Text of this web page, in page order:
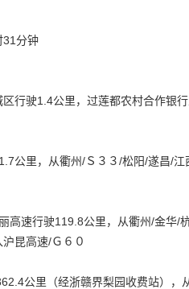
31分钟
行驶1.4公里，过莲都农村合作银
公里，从衢州/Ｓ３３/松阳/遂昌/
高速行驶119.8公里，从衢州/金华/
沪昆高速/Ｇ６０
公里（经浙赣界梨园收费站），